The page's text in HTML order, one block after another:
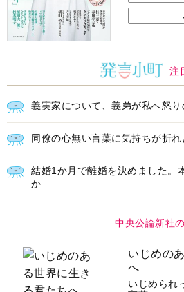
注
義実家について、義弟が私へ怒
同僚の心無い言葉に気持ちが折れ
結婚1か月で離婚を決めました。
か
中央公論新社
いじめの
へ
いじめられ